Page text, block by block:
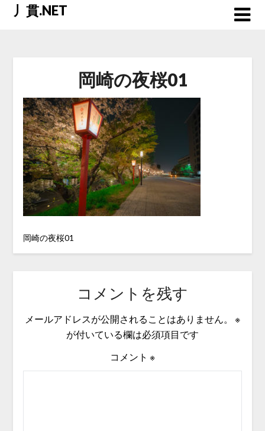
Skip丿貫.NET
岡崎の夜桜01
岡崎の夜桜01
コメントを残す
メールアドレスが公開されることはありません。
※
が付いている欄は必須項目です
コメント ※